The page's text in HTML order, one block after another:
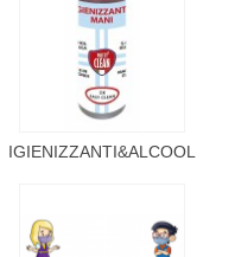
IGIENIZZANTI&ALCOOL